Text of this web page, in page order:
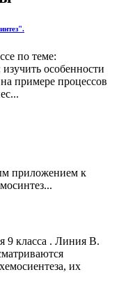
по теме:
особенности
примере процессов
приложением к
9 класса . Линия В.
их